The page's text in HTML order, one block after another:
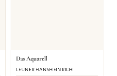
Das Aquarell
LEUNER HANSHEINRICH